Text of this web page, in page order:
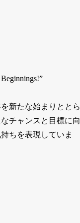
新たな始まりととら
チャンスと目標に向
ちを表現していま